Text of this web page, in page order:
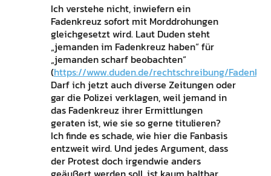
Ich verstehe nicht, inwiefern ein
Fadenkreuz sofort mit Morddrohungen
gleichgesetzt wird. Laut Duden steht
„jemanden im Fadenkreuz haben“ für
„jemanden scharf beobachten“
(https://www.duden.de/rechtschreibung/
Darf ich jetzt auch diverse Zeitungen oder
gar die Polizei verklagen, weil jemand in
das Fadenkreuz ihrer Ermittlungen
geraten ist, wie sie so gerne titulieren?
Ich finde es schade, wie hier die Fanbasis
entzweit wird. Und jedes Argument, dass
der Protest doch irgendwie anders